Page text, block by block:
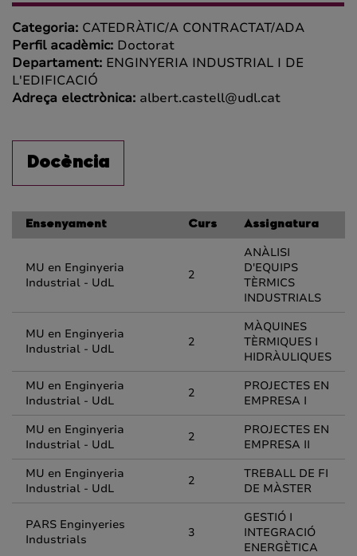
Categoria: CATEDRÀTIC/A CONTRACTAT/ADA
Perfil acadèmic: Doctorat
Departament: ENGINYERIA INDUSTRIAL I DE
L'EDIFICACIÓ
Adreça electrònica: albert.castell@udl.cat
Docència
Ensenyament Curs Assignatura
MU en Enginyeria
Industrial - UdL
2
ANÀLISI
D'EQUIPS
TÈRMICS
INDUSTRIALS
MU en Enginyeria
Industrial - UdL
2
MÀQUINES
TÈRMIQUES I
HIDRÀULIQUES
MU en Enginyeria
Industrial - UdL
2
PROJECTES EN
EMPRESA I
MU en Enginyeria
Industrial - UdL
2
PROJECTES EN
EMPRESA II
MU en Enginyeria
Industrial - UdL
2
TREBALL DE FI
DE MÀSTER
PARS Enginyeries
Industrials
3
GESTIÓ I
INTEGRACIÓ
ENERGÈTICA